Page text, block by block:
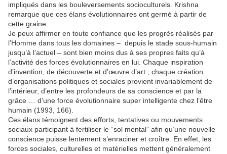
impliqués dans les bouleversements socioculturels. Krishna
remarque que ces élans évolutionnaires ont germé à partir de
cette graine.
Je peux affirmer en toute confiance que les progrès réalisés par
l’Homme dans tous les domaines – depuis le stade sous-humain
jusqu’à l’actuel – sont bien moins dus à ses propres faits qu’à
l’activité des forces évolutionnaires en lui. Chaque inspiration
d’invention, de découverte et d’œuvre d’art ; chaque création
d’organisations politiques et sociales provient invariablement de
l’intérieur, d’entre les profondeurs de sa conscience et par la
grâce … d’une force évolutionnaire super intelligente chez l’être
humain (1993, 166).
Ces élans témoignent des efforts, tentatives ou mouvements
sociaux participant à fertiliser le “sol mental” afin qu’une nouvelle
conscience puisse lentement s’enraciner et croître. En effet, les
forces sociales, culturelles et matérielles mettent généralement